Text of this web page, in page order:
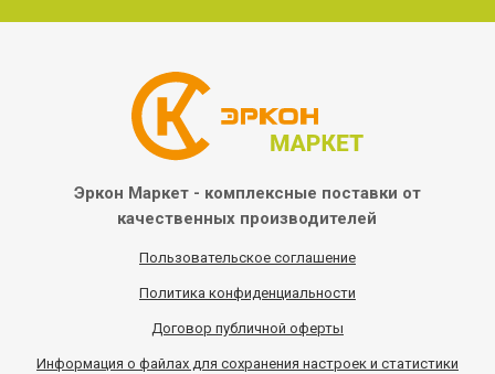
Эркон Маркет - комплексные поставки от
качественных производителей
Пользовательское соглашение
Политика конфиденциальности
Договор публичной оферты
Информация о файлах для сохранения настроек и статистики